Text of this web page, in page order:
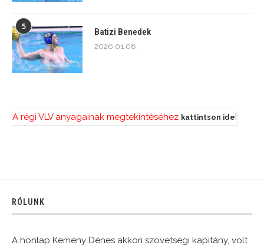
5
Batizi Benedek
2026.01.08.
A régi VLV anyagainak megtekintéséhez kattintson ide!
RÓLUNK
A honlap Kemény Dénes akkori szövetségi kapitány, volt